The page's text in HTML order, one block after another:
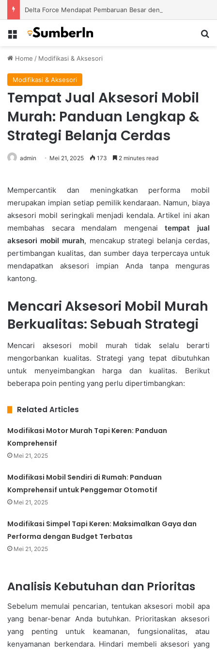
Menu
Home / Modifikasi & Aksesori
Modifikasi & Aksesori
Tempat Jual Aksesori Mobil
Murah: Panduan Lengkap &
Strategi Belanja Cerdas
admin Mei 21, 2025 173 2 minutes read
Mempercantik dan meningkatkan performa mobil
merupakan impian setiap pemilik kendaraan. Namun, biaya
aksesori mobil seringkali menjadi kendala. Artikel ini akan
membahas secara mendalam mengenaitempat jual
aksesori mobil murah, mencakup strategi belanja cerdas,
pertimbangan kualitas, dan sumber daya terpercaya untuk
mendapatkan aksesori impian Anda tanpa menguras
kantong.
Mencari Aksesori Mobil Murah
Berkualitas: Sebuah Strategi
Mencari aksesori mobil murah tidak selalu berarti
mengorbankan kualitas. Strategi yang tepat dibutuhkan
untuk menyeimbangkan harga dan kualitas. Berikut
beberapa poin penting yang perlu dipertimbangkan:
Related Articles
Modifikasi Motor Murah Tapi Keren: Panduan
Komprehensif
Mei 21, 2025
Modifikasi Mobil Sendiri di Rumah: Panduan
Komprehensif untuk Penggemar Otomotif
Mei 21, 2025
Modifikasi Simpel Tapi Keren: Maksimalkan Gaya dan
Performa dengan Budget Terbatas
Mei 21, 2025
Analisis Kebutuhan dan Prioritas
Sebelum memulai pencarian, tentukan aksesori mobil apa
yang benar-benar Anda butuhkan. Prioritaskan aksesori
yang penting untuk keamanan, fungsionalitas, atau
kenyamanan berkendara. Hindari membeli aksesori yang